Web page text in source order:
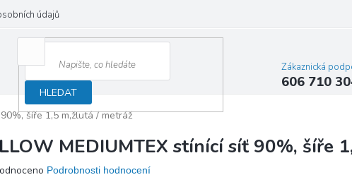
údajů
HLEDAT
Zákaznická
606 710
šíře 1,5 m,žlutá / metráž
MEDIUMTEX stínící síť 90%, šíře
Podrobnosti hodnocení